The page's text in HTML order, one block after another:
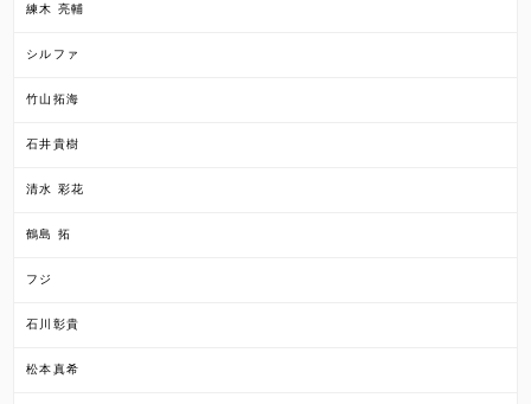
練木 亮輔
シルファ
竹山拓海
石井貴樹
清水 彩花
鶴島 拓
フジ
石川彰貴
松本真希